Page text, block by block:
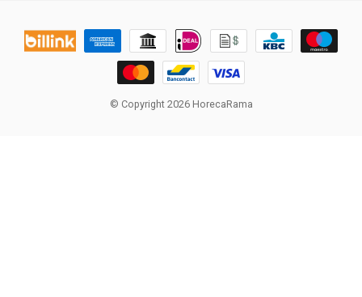
© Copyright 2026 HorecaRama